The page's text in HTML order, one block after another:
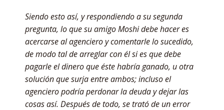
Siendo esto así, y respondiendo a su segunda
pregunta, lo que su amigo Moshi debe hacer es
acercarse al agenciero y comentarle lo sucedido,
de modo tal de arreglar con él si es que debe
pagarle el dinero que éste habría ganado, u otra
solución que surja entre ambos; incluso el
agenciero podría perdonar la deuda y dejar las
cosas así. Después de todo, se trató de un error